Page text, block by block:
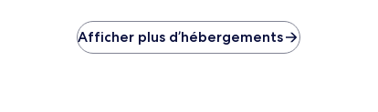
du
prix
par
Afficher plus d’hébergements